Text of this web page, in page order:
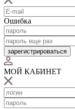
Ошибка
зарегистрироваться
МОЙ КАБИНЕТ